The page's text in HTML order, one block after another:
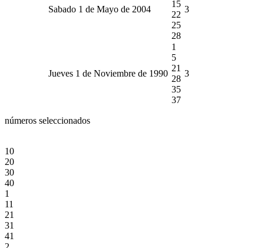
Sabado 1 de Mayo de 2004
15
22
25
28
3
Jueves 1 de Noviembre de 1990
1
5
21
28
35
37
3
números seleccionados
10
20
30
40
1
11
21
31
41